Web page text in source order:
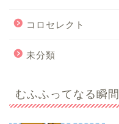
コロセレクト
未分類
むふふってなる瞬間